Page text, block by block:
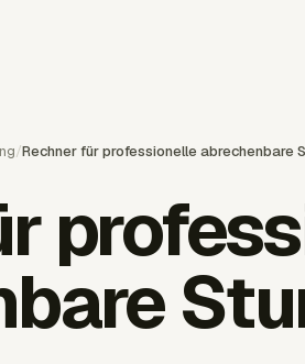
/Rechner für professionelle abrechenbare